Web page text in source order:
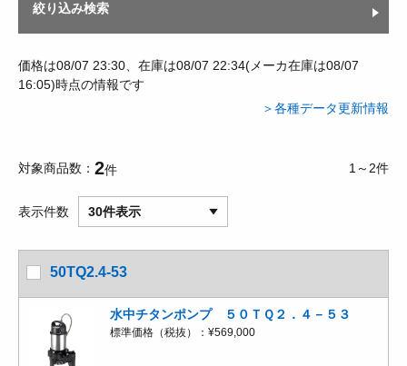
絞り込み検索
価格は08/07 23:30、在庫は08/07 22:34(メーカ在庫は08/07
16:05)時点の情報です
＞各種データ更新情報
対象商品数 2件 1～2件
表示件数 30件表示
50TQ2.4-53
水中チタンポンプ ５０ＴＱ２．４－５３
標準価格（税抜）： ¥569,000